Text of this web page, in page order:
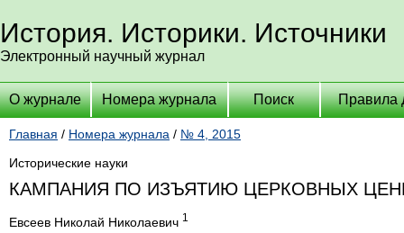
История. Историки. Источники
Электронный научный журнал
О журнале Номера журнала Поиск Правила
Главная / Номера журнала / № 4, 2015
Исторические науки
КАМПАНИЯ ПО ИЗЪЯТИЮ ЦЕРКОВНЫХ
Евсеев Николай Николаевич 1